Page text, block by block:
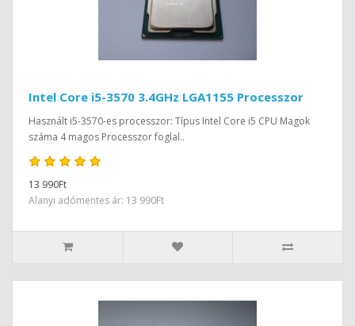
Intel Core i5-3570 3.4GHz LGA1155 Processzor
Használt i5-3570-es processzor: Típus Intel Core i5 CPU Magok
száma 4 magos Processzor foglal..
13 990Ft
Alanyi adómentes ár: 13 990Ft